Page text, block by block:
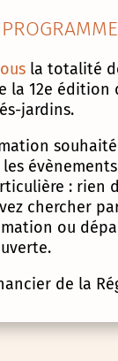
la totalité
la 12e édition
jardins.
: rien
chercher
ou
de la